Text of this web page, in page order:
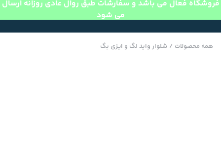
فروشگاه فعال می باشد و سفارشات طبق روال عادی روزانه ارسال
می شود
همه محصولات / شلوار واید لگ و ایزی بگ